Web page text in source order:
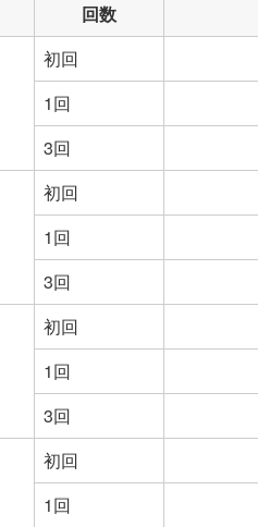
回数
初回
1回
3回
初回
1回
3回
初回
1回
3回
初回
1回